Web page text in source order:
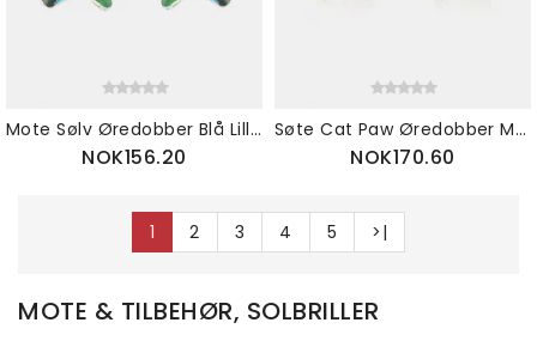
Mote Sølv Øredobber Blå Lilla Fargerike Stars Stud Krystall Rhinestones Søte G
NOK156.20
Søte Cat Paw Øredobber Mote Rosegull Pink Claw Dog Paw Stud For Kvinner
NOK170.60
1 2 3 4 5 >|
MOTE & TILBEHØR, SOLBRILLER